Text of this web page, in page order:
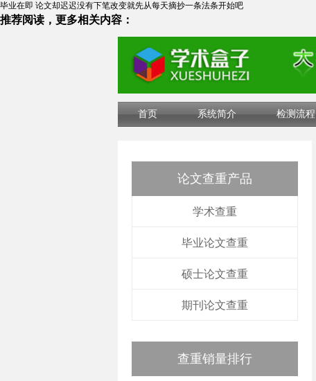
毕业在即 论文却迟迟没有下笔改变就先从每天摘抄一条法条开始吧
推荐阅读，更多相关内容：
首页 系统简介 检测流程
论文查重产品
学术查重
毕业论文查重
硕士论文查重
期刊论文查重
查重销量排行